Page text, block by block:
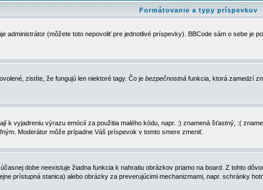
Formátovanie a typy príspevkov
administrátor (môžete toto nepovoliť pre jednotlivé príspevky). BBCode sám o sebe
zistíte, že fungujú len niektoré tagy. Čo je bezpečnostná funkcia, ktorá zamedzí
k vyjadreniu výrazu emócií za použitia malého kódu, napr. :) znamená šťastný, :(
Moderátor môže prípadne Váš príspevok v tomto smere zmeniť.
dobe neexistuje žiadna funkcia k nahratiu obrázkov priamo na board. Z tohto
prístupná stanica) alebo obrázky za preverujúcimi mechanizmami, napr. schránky